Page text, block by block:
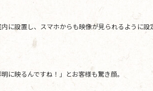
に設置し、スマホからも映像が見られるように設
明に映るんですね！」とお客様も驚き顔。